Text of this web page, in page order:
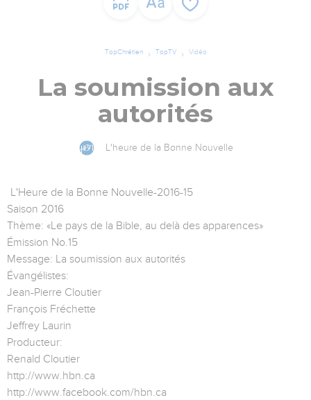
TopChrétien TopTV Vidéo
La soumission aux
autorités
L'heure de la Bonne Nouvelle
L'Heure de la Bonne Nouvelle-2016-15
Saison 2016
Thème: «Le pays de la Bible, au delà des apparences»
Émission No.15
Message: La soumission aux autorités
Évangélistes:
Jean-Pierre Cloutier
François Fréchette
Jeffrey Laurin
Producteur:
Renald Cloutier
http://www.hbn.ca
http://www.facebook.com/hbn.ca